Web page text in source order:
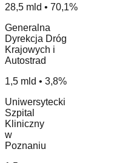
28,5 mld • 70,1%
Generalna
Dyrekcja Dróg
Krajowych i
Autostrad
1,5 mld • 3,8%
Uniwersytecki
Szpital
Kliniczny
w
Poznaniu